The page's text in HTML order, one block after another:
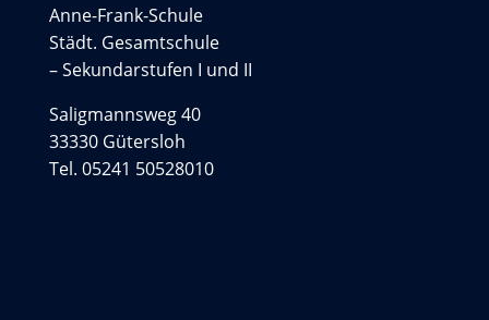
Anne-Frank-Schule
Städt. Gesamtschule
– Sekundarstufen I und II
Saligmannsweg 40
33330 Gütersloh
Tel. 05241 50528010